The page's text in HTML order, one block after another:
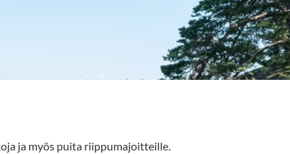
ja myös puita riippumajoitteille.